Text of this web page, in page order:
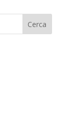
Cerca